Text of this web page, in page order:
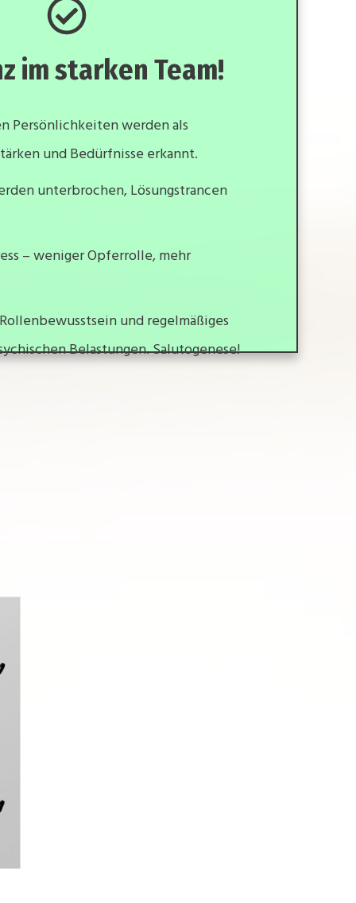
im starken Team!
Persönlichkeiten werden als
und Bedürfnisse erkannt.
unterbrochen, Lösungstrancen
– weniger Opferrolle, mehr
und regelmäßiges
Belastungen. Salutogenese!